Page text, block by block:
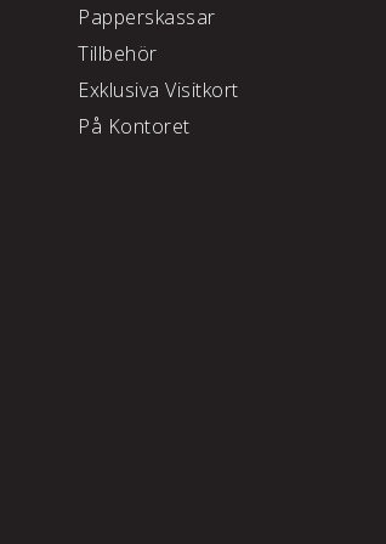
Papperskassar
Tillbehör
Exklusiva Visitkort
På Kontoret